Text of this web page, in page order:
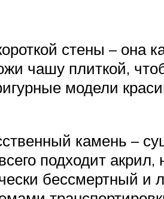
стены – она
чашу плиткой,
модели
камень –
подходит акрил,
бессмертный и